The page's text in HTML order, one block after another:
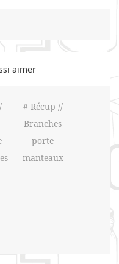
aimer
# Récup //
Branches
porte
manteaux